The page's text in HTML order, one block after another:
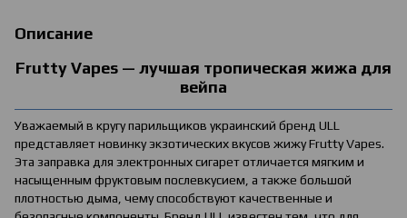
Описание
Frutty Vapes — лучшая тропическая жижа для
вейпа
Уважаемый в кругу парильщиков украинский бренд ULL
представляет новинку экзотических вкусов жижу Frutty Vapes.
Эта заправка для электронных сигарет отличается мягким и
насыщенным фруктовым послевкусием, а также большой
плотностью дыма, чему способствуют качественные и